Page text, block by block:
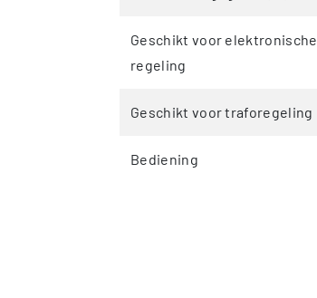
Geschikt voor elektronische
regeling
Geschikt voor traforegeling
Bediening